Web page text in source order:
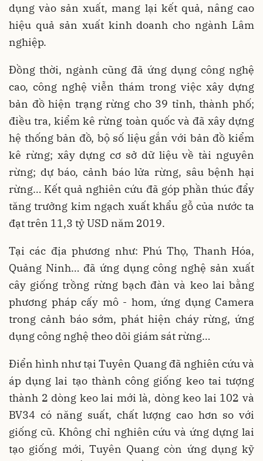
dụng vào sản xuất, mang lại kết quả, nâng cao
hiệu quả sản xuất kinh doanh cho ngành Lâm
nghiệp.
Đồng thời, ngành cũng đã ứng dụng công nghệ
cao, công nghệ viễn thám trong việc xây dựng
bản đồ hiện trạng rừng cho 39 tỉnh, thành phố;
điều tra, kiểm kê rừng toàn quốc và đã xây dựng
hệ thống bản đồ, bộ số liệu gắn với bản đồ kiểm
kê rừng; xây dựng cơ sở dữ liệu về tài nguyên
rừng; dự báo, cảnh báo lửa rừng, sâu bệnh hại
rừng… Kết quả nghiên cứu đã góp phần thúc đẩy
tăng trưởng kim ngạch xuất khẩu gỗ của nước ta
đạt trên 11,3 tỷ USD năm 2019.
Tại các địa phương như: Phú Thọ, Thanh Hóa,
Quảng Ninh… đã ứng dụng công nghệ sản xuất
cây giống trồng rừng bạch đàn và keo lai bằng
phương pháp cấy mô - hom, ứng dụng Camera
trong cảnh báo sớm, phát hiện cháy rừng, ứng
dụng công nghệ theo dõi giám sát rừng…
Điển hình như tại Tuyên Quang đã nghiên cứu và
áp dụng lai tạo thành công giống keo tai tượng
thành 2 dòng keo lai mới là, dòng keo lai 102 và
BV34 có năng suất, chất lượng cao hơn so với
giống cũ. Không chỉ nghiên cứu và ứng dựng lai
tạo giống mới, Tuyên Quang còn ứng dụng kỹ